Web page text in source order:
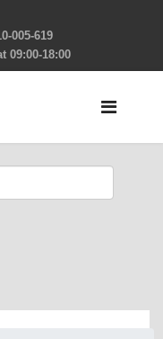
005-619
09:00-18:00